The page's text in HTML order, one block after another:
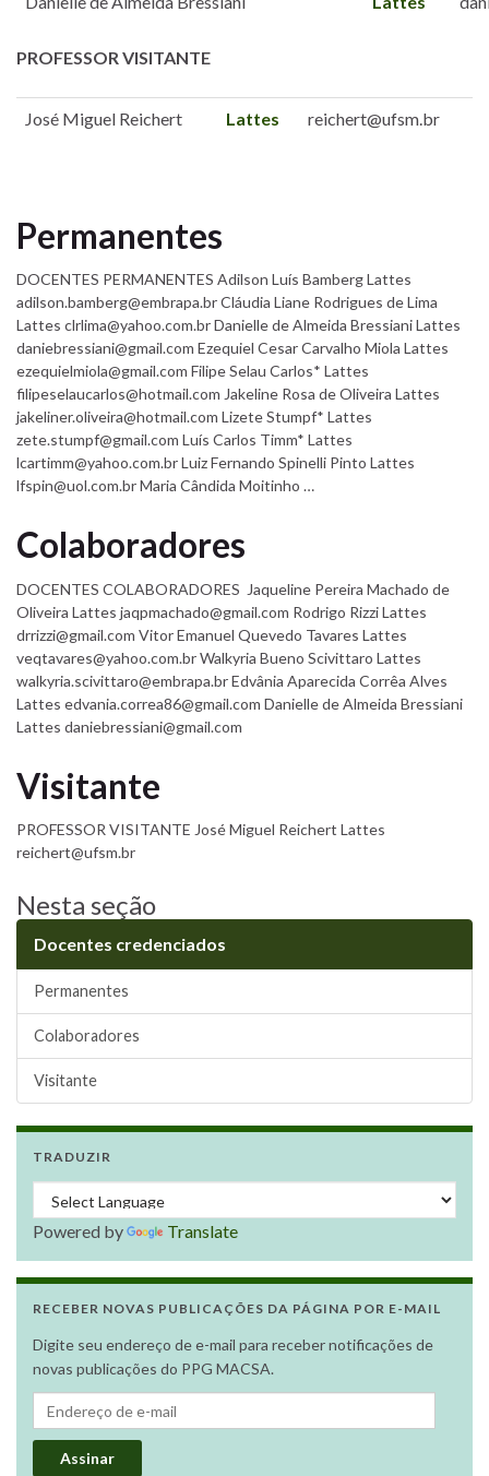
PROFESSOR VISITANTE
José Miguel Reichert Lattes reichert@ufsm.br
Permanentes
DOCENTES PERMANENTES Adilson Luís Bamberg Lattes
adilson.bamberg@embrapa.br Cláudia Liane Rodrigues de Lima
Lattes clrlima@yahoo.com.br Danielle de Almeida Bressiani Lattes
daniebressiani@gmail.com Ezequiel Cesar Carvalho Miola Lattes
ezequielmiola@gmail.com Filipe Selau Carlos* Lattes
filipeselaucarlos@hotmail.com Jakeline Rosa de Oliveira Lattes
jakeliner.oliveira@hotmail.com Lizete Stumpf* Lattes
zete.stumpf@gmail.com Luís Carlos Timm* Lattes
lcartimm@yahoo.com.br Luiz Fernando Spinelli Pinto Lattes
lfspin@uol.com.br Maria Cândida Moitinho …
Colaboradores
DOCENTES COLABORADORES Jaqueline Pereira Machado de
Oliveira Lattes jaqpmachado@gmail.com Rodrigo Rizzi Lattes
drrizzi@gmail.com Vitor Emanuel Quevedo Tavares Lattes
veqtavares@yahoo.com.br Walkyria Bueno Scivittaro Lattes
walkyria.scivittaro@embrapa.br Edvânia Aparecida Corrêa Alves
Lattes edvania.correa86@gmail.com Danielle de Almeida Bressiani
Lattes daniebressiani@gmail.com
Visitante
PROFESSOR VISITANTE José Miguel Reichert Lattes
reichert@ufsm.br
Nesta seção
Docentes credenciados
Permanentes
Colaboradores
Visitante
TRADUZIR
Powered by Translate
RECEBER NOVAS PUBLICAÇÕES DA PÁGINA POR E-MAIL
Digite seu endereço de e-mail para receber notificações de
novas publicações do PPG MACSA.
Endereço de e-mail
Assinar